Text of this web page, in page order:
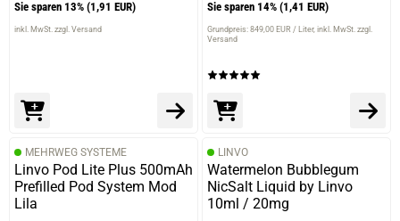
Sie sparen 13% (1,91 EUR)
inkl. MwSt. zzgl. Versand
Sie sparen 14% (1,41 EUR)
Grundpreis: 849,00 EUR / Liter inkl. MwSt. zzgl.
Versand
MEHRWEG SYSTEME
Linvo Pod Lite Plus 500mAh
Prefilled Pod System Mod
Lila
LINVO
Watermelon Bubblegum
NicSalt Liquid by Linvo
10ml / 20mg